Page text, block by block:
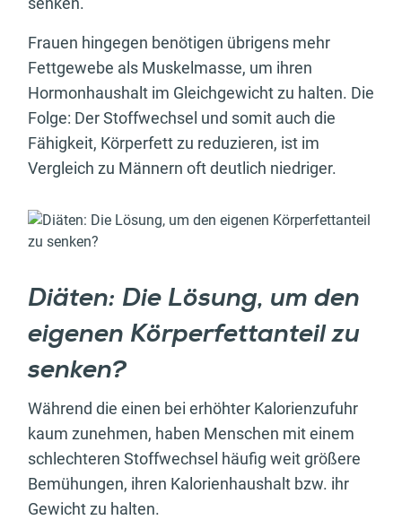
Frauen hingegen benötigen übrigens mehr
Fettgewebe als Muskelmasse, um ihren
Hormonhaushalt im Gleichgewicht zu halten. Die
Folge: Der Stoffwechsel und somit auch die
Fähigkeit, Körperfett zu reduzieren, ist im
Vergleich zu Männern oft deutlich niedriger.
Diäten: Die Lösung, um den
eigenen Körperfettanteil zu
senken?
Während die einen bei erhöhter Kalorienzufuhr
kaum zunehmen, haben Menschen mit einem
schlechteren Stoffwechsel häufig weit größere
Bemühungen, ihren Kalorienhaushalt bzw. ihr
Gewicht zu halten.